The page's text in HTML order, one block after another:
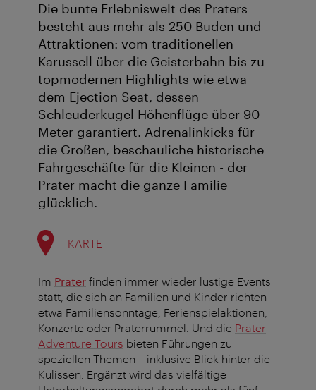
Die bunte Erlebniswelt des Praters
besteht aus mehr als 250 Buden und
Attraktionen: vom traditionellen
Karussell über die Geisterbahn bis zu
topmodernen Highlights wie etwa
dem Ejection Seat, dessen
Schleuderkugel Höhenflüge über 90
Meter garantiert. Adrenalinkicks für
die Großen, beschauliche historische
Fahrgeschäfte für die Kleinen - der
Prater macht die ganze Familie
glücklich.
KARTE
Im Prater finden immer wieder lustige Events
statt, die sich an Familien und Kinder richten -
etwa Familiensonntage, Ferienspielaktionen,
Konzerte oder Praterrummel. Und die Prater
Adventure Tours bieten Führungen zu
speziellen Themen – inklusive Blick hinter die
Kulissen. Ergänzt wird das vielfältige